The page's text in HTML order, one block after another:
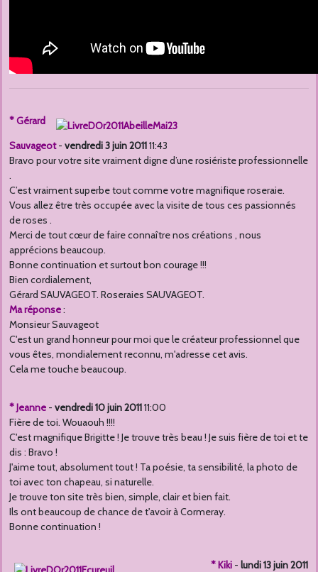
* Gérard
Sauvageot- vendredi 3 juin 201111:43
Bravo pour votre site vraiment digne d’une rosiériste professionnelle
.
C’est vraiment superbe tout comme votre magnifique roseraie.
Vous allez être très occupée avec la visite de tous ces passionnés
de roses .
Merci de tout cœur de faire connaître nos créations , nous
apprécions beaucoup.
Bonne continuation et surtout bon courage !!!
Bien cordialement,
Gérard SAUVAGEOT. Roseraies SAUVAGEOT.
Ma réponse:
Monsieur Sauvageot
C'est un grand honneur pour moi que le créateur professionnel que
vous êtes, mondialement reconnu, m'adresse cet avis.
Cela me touche beaucoup.
* Jeanne - vendredi 10 juin 201111:00
Fière de toi. Wouaouh !!!!
C'est magnifique Brigitte ! Je trouve très beau ! Je suis fière de toi et te
dis : Bravo !
J'aime tout, absolument tout ! Ta poésie, ta sensibilité, la photo de
toi avec ton chapeau, si naturelle.
Je trouve ton site très bien, simple, clair et bien fait.
Ils ont beaucoup de chance de t'avoir à Cormeray.
Bonne continuation !
* Kiki - lundi 13 juin 2011